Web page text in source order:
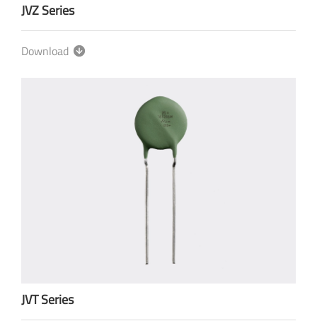
JVZ Series
Download
JVT Series